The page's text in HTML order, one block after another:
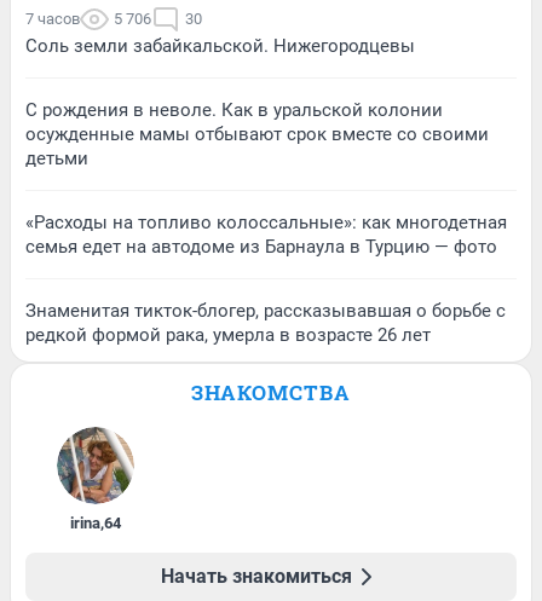
7 часов 5 706 30
Соль земли забайкальской. Нижегородцевы
С рождения в неволе. Как в уральской колонии
осужденные мамы отбывают срок вместе со своими
детьми
«Расходы на топливо колоссальные»: как многодетная
семья едет на автодоме из Барнаула в Турцию — фото
Знаменитая тикток-блогер, рассказывавшая о борьбе с
редкой формой рака, умерла в возрасте 26 лет
ЗНАКОМСТВА
irina,64
Начать знакомиться